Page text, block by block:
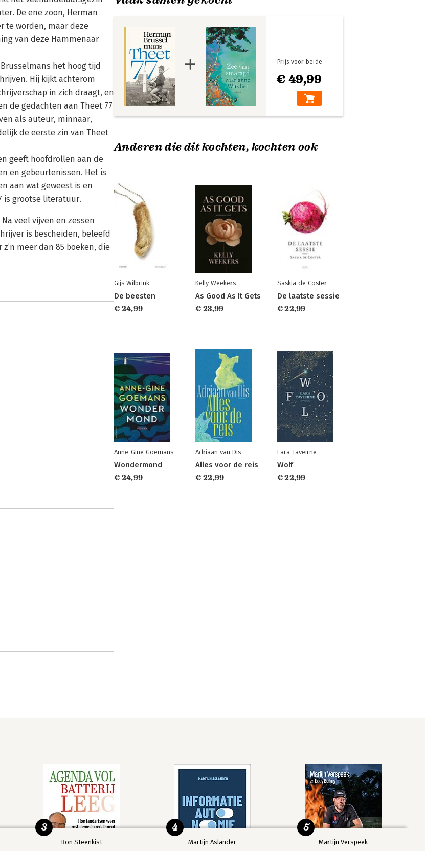
De ene zoon, Herman
te worden, maar deze
van deze Hammenaar
het hoog tijd
Hij kijkt achterom
in zich draagt, en
de gedachten aan Theet 77
als auteur, minnaar,
de eerste zin van Theet
geeft hoofdrollen aan de
en gebeurtenissen. Het is
aan wat geweest is en
is grootse literatuur.
veel vijven en zessen
is bescheiden, beleefd
meer dan 85 boeken, die
€ 49,99
Prijs voor beide
Anderen die dit kochten, kochten ook
Gijs Wilbrink
De beesten
€ 24,99
Kelly Weekers
As Good As It Gets
€ 23,99
Saskia de Coster
De laatste sessie
€ 22,99
Anne-Gine Goemans
Wondermond
€ 24,99
Adriaan van Dis
Alles voor de reis
€ 22,99
Lara Taveirne
Wolf
€ 22,99
Ron Steenkist
3
Martijn Aslander
4
Martijn Verspeek
5